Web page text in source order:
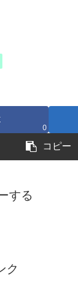
0
コピー
する
ク